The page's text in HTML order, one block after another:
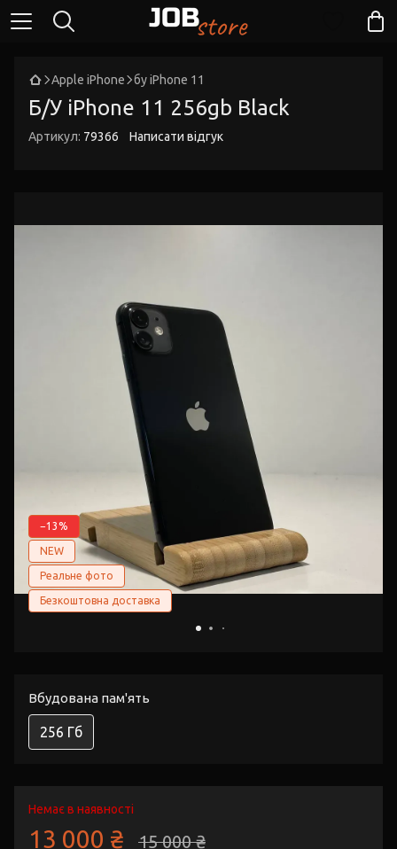
Apple iPhone бу iPhone 11
Б/У iPhone 11 256gb Black
Артикул: 79366 Написати відгук
−13%
NEW
Реальне фото
Безкоштовна доставка
Вбудована пам'ять
256 Гб
Немає в наявності
13 000 ₴ 15 000 ₴